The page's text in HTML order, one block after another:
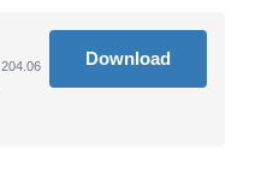
204.06
Download